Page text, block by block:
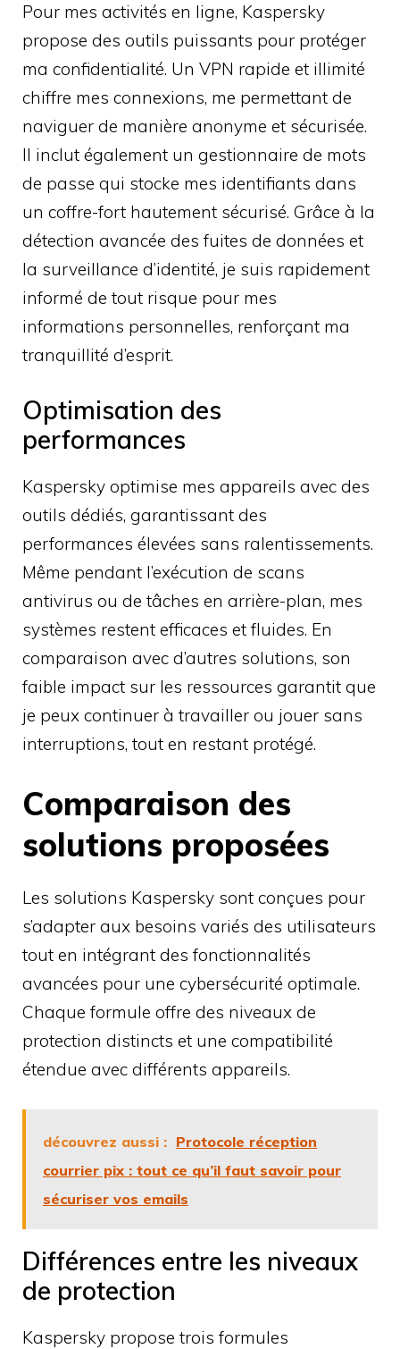
Pour mes activités en ligne, Kaspersky
propose des outils puissants pour protéger
ma confidentialité. Un VPN rapide et illimité
chiffre mes connexions, me permettant de
naviguer de manière anonyme et sécurisée.
Il inclut également un gestionnaire de mots
de passe qui stocke mes identifiants dans
un coffre-fort hautement sécurisé. Grâce à la
détection avancée des fuites de données et
la surveillance d’identité, je suis rapidement
informé de tout risque pour mes
informations personnelles, renforçant ma
tranquillité d’esprit.
Optimisation des
performances
Kaspersky optimise mes appareils avec des
outils dédiés, garantissant des
performances élevées sans ralentissements.
Même pendant l’exécution de scans
antivirus ou de tâches en arrière-plan, mes
systèmes restent efficaces et fluides. En
comparaison avec d’autres solutions, son
faible impact sur les ressources garantit que
je peux continuer à travailler ou jouer sans
interruptions, tout en restant protégé.
Comparaison des
solutions proposées
Les solutions Kaspersky sont conçues pour
s’adapter aux besoins variés des utilisateurs
tout en intégrant des fonctionnalités
avancées pour une cybersécurité optimale.
Chaque formule offre des niveaux de
protection distincts et une compatibilité
étendue avec différents appareils.
découvrez aussi : Protocole réception
courrier pix : tout ce qu’il faut savoir pour
sécuriser vos emails
Différences entre les niveaux
de protection
Kaspersky propose trois formules